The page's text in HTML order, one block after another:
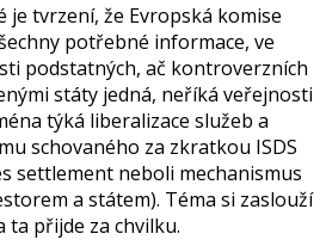
je tvrzení, že Evropská komise
potřebné informace, ve
podstatných, ač kontroverzních
státy jedná, neříká veřejnosti
týká liberalizace služeb a
schovaného za zkratkou ISDS
settlement neboli mechanismus
a státem). Téma si zaslouží
přijde za chvilku.